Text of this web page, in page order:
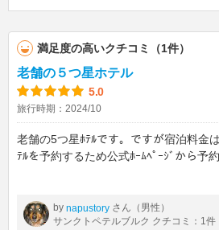
満足度の高いクチコミ（1件）
老舗の５つ星ホテル
5.0
旅行時期：2024/10
老舗の5つ星ﾎﾃﾙです。ですが宿泊料金
ﾃﾙを予約するため公式ﾎｰﾑﾍﾟｰｼﾞから予
by napustory さん（男性）
サンクトペテルブルク クチコミ：1件